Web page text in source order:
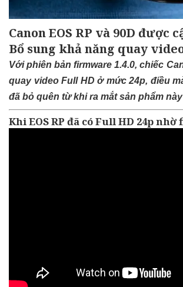
Canon EOS RP và 90D
Bổ sung khả năng quay
Với phiên bản firmware 1.4.0, chiếc
quay video Full HD ở mức 24p, điều
đã bỏ quên từ khi ra mắt sản phẩm
Khi EOS RP đã có Full HD 24p